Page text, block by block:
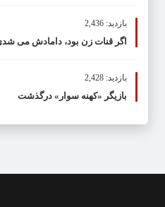
بازدید: 2,436
اگر قنات زن بود، دامادش می
بازدید: 2,428
بازیگر «کهنه سوار» درگذشت